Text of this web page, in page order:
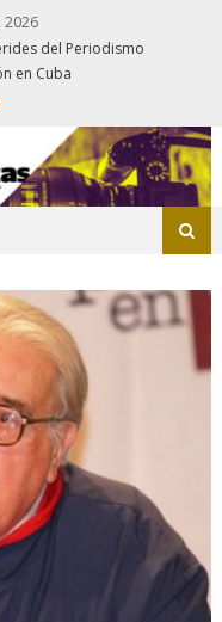
2026
del Periodismo
en Cuba